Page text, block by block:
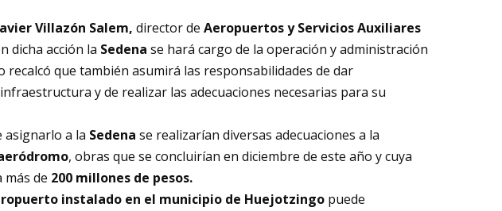
Villazón Salem, director de Aeropuertos y Servicios Auxiliares
dicha acción la Sedena se hará cargo de la operación y administración
recalcó que también asumirá las responsabilidades de dar
y de realizar las adecuaciones necesarias para su
asignarlo a la Sedena se realizarían diversas adecuaciones a la
, obras que se concluirían en diciembre de este año y cuya
más de 200 millones de pesos.
instalado en el municipio de Huejotzingo puede